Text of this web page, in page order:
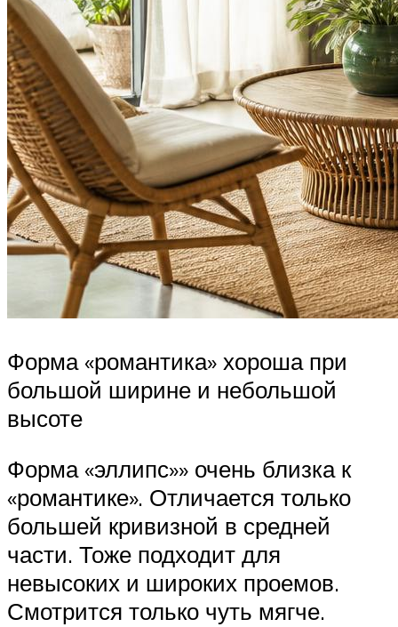
Форма «романтика» хороша при
большой ширине и небольшой
высоте
Форма «эллипс»» очень близка к
«романтике». Отличается только
большей кривизной в средней
части. Тоже подходит для
невысоких и широких проемов.
Смотрится только чуть мягче.